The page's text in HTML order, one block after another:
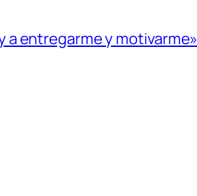
a entregarme y motivarme»